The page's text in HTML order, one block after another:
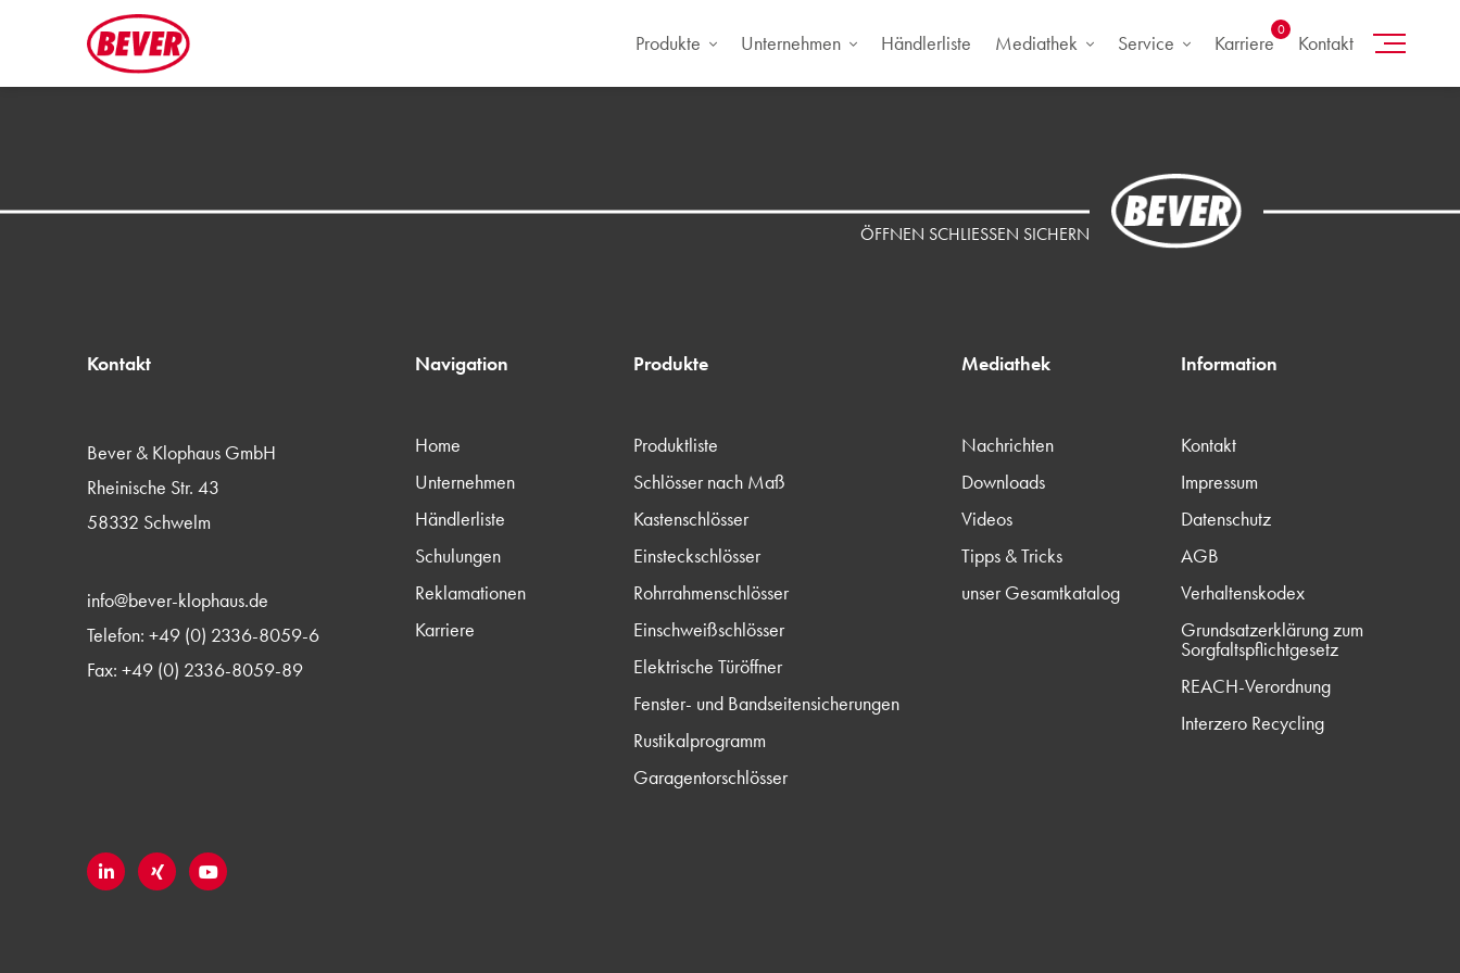
Produkte Unternehmen Händlerliste Mediathek Service Karriere
0
Kontakt
ÖFFNEN SCHLIESSEN SICHERN
Kontakt
Bever & Klophaus GmbH
Rheinische Str. 43
58332 Schwelm
info@bever-klophaus.de
Telefon: +49 (0) 2336-8059-6
Fax: +49 (0) 2336-8059-89
Navigation
Home
Unternehmen
Händlerliste
Schulungen
Reklamationen
Karriere
Produkte
Produktliste
Schlösser nach Maß
Kastenschlösser
Einsteckschlösser
Rohrrahmenschlösser
Einschweißschlösser
Elektrische Türöffner
Fenster- und Bandseitensicherungen
Rustikalprogramm
Garagentorschlösser
Mediathek
Nachrichten
Downloads
Videos
Tipps & Tricks
unser Gesamtkatalog
Information
Kontakt
Impressum
Datenschutz
AGB
Verhaltenskodex
Grundsatzerklärung zum
Sorgfaltspflichtgesetz
REACH-Verordnung
Interzero Recycling